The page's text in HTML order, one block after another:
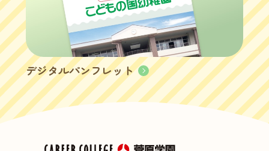
デジタルパンフレット